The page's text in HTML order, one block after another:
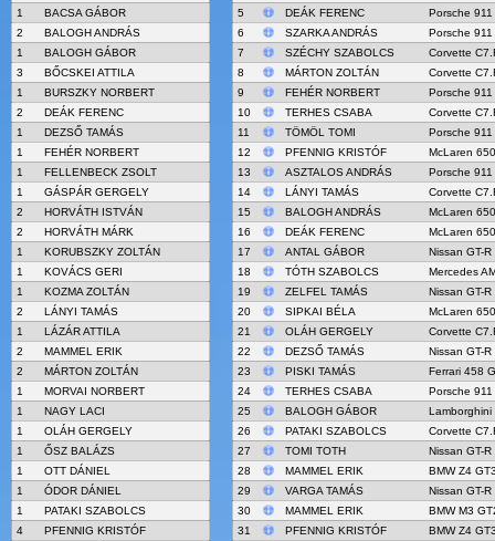
1
BACSA GÁBOR
2
BALOGH ANDRÁS
1
BALOGH GÁBOR
3
BŐCSKEI ATTILA
1
BURSZKY NORBERT
2
DEÁK FERENC
1
DEZSŐ TAMÁS
1
FEHÉR NORBERT
1
FELLENBECK ZSOLT
1
GÁSPÁR GERGELY
2
HORVÁTH ISTVÁN
2
HORVÁTH MÁRK
1
KORUBSZKY ZOLTÁN
1
KOVÁCS GERI
1
KOZMA ZOLTÁN
2
LÁNYI TAMÁS
1
LÁZÁR ATTILA
2
MAMMEL ERIK
2
MÁRTON ZOLTÁN
1
MORVAI NORBERT
1
NAGY LACI
1
OLÁH GERGELY
1
ŐSZ BALÁZS
1
OTT DÁNIEL
1
ÓDOR DÁNIEL
1
PATAKI SZABOLCS
4
PFENNIG KRISTÓF
5
DEÁK FERENC
Porsche
6
SZARKA ANDRÁS
Porsche
7
SZÉCHY SZABOLCS
Corvette
8
MÁRTON ZOLTÁN
Corvette
9
FEHÉR NORBERT
Porsche
10
TERHES CSABA
Corvette
11
TÖMÖL TOMI
Porsche
12
PFENNIG KRISTÓF
McLaren
13
ASZTALOS ANDRÁS
Porsche
14
LÁNYI TAMÁS
Corvette
15
BALOGH ANDRÁS
McLaren
16
DEÁK FERENC
McLaren
17
ANTAL GÁBOR
Nissan GT-R
18
TÓTH SZABOLCS
Mercedes
19
ZELFEL TAMÁS
Nissan GT-R
20
SIPKAI BÉLA
McLaren
21
OLÁH GERGELY
Corvette
22
DEZSŐ TAMÁS
Nissan GT-R
23
PISKI TAMÁS
Ferrari 458
24
TERHES CSABA
Porsche
25
BALOGH GÁBOR
Lamborghini
26
PATAKI SZABOLCS
Corvette
27
TOMI TOTH
Nissan GT-R
28
MAMMEL ERIK
BMW Z4
29
VARGA TAMÁS
Nissan GT-R
30
MAMMEL ERIK
BMW M3
31
PFENNIG KRISTÓF
BMW Z4